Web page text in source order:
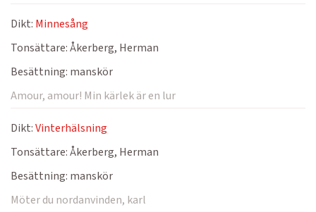
Dikt: Minnesång
Tonsättare:Åkerberg, Herman
Besättning: manskör
Amour, amour! Min kärlek är en lur
Dikt:Vinterhälsning
Tonsättare:Åkerberg, Herman
Besättning: manskör
Möter du nordanvinden, karl